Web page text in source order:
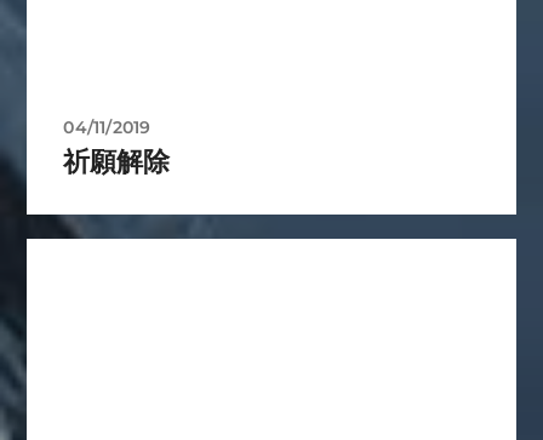
04/11/2019
祈願解除